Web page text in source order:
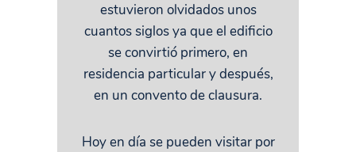
estuvieron olvidados unos
cuantos siglos ya que el edificio
se convirtió primero, en
residencia particular y después,
en un convento de clausura.
Hoy en día se pueden visitar por